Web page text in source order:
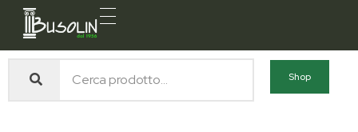
Busolin S.R.L.
Shop